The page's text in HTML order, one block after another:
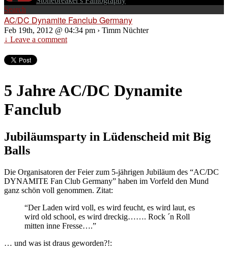
Search
AC/DC Dynamite Fanclub Germany
Feb 19th, 2012 @ 04:34 pm › Timm Nüchter
↓ Leave a comment
5 Jahre AC/DC Dynamite
Fanclub
Jubiläumsparty in Lüdenscheid mit Big
Balls
Die Organisatoren der Feier zum 5-jährigen Jubiläum des “AC/DC
DYNAMITE Fan Club Germany” haben im Vorfeld den Mund
ganz schön voll genommen. Zitat:
“Der Laden wird voll, es wird feucht, es wird laut, es
wird old school, es wird dreckig……. Rock ´n Roll
mitten inne Fresse….”
… und was ist draus geworden?!: